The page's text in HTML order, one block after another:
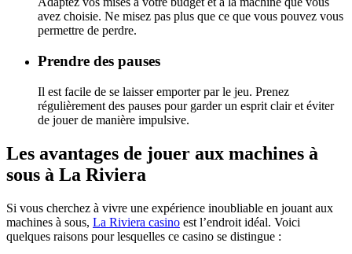
avez choisie. Ne misez pas plus que ce que vous pouvez vous
permettre de perdre.
Prendre des pauses
Il est facile de se laisser emporter par le jeu. Prenez
régulièrement des pauses pour garder un esprit clair et éviter
de jouer de manière impulsive.
Les avantages de jouer aux machines à
sous à La Riviera
Si vous cherchez à vivre une expérience inoubliable en jouant aux
machines à sous, La Riviera casino est l’endroit idéal. Voici
quelques raisons pour lesquelles ce casino se distingue :